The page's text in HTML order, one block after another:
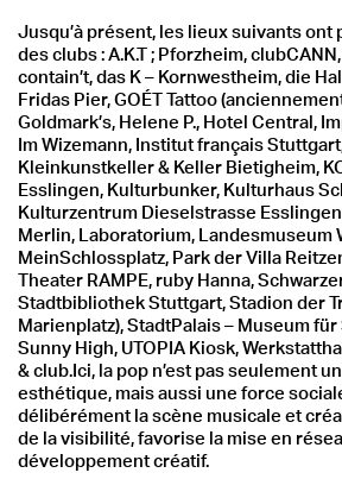
Jusqu’à présent, les lieux suivants ont
des clubs : A.K.T ; Pforzheim,
contain’t, das K – Kornwestheim, die
Fridas Pier, GOÉT Tattoo
Goldmark’s, Helene P., Hotel Central,
Im Wizemann, Institut français
Kleinkunstkeller & Keller Bietigheim,
Esslingen, Kulturbunker, Kulturhaus
Kulturzentrum Dieselstrasse
Merlin, Laboratorium, Landesmuseum
MeinSchlossplatz, Park der Villa
Theater RAMPE, ruby Hanna,
Stadtbibliothek Stuttgart, Stadion der
Marienplatz), StadtPalais – Museum
Sunny High, UTOPIA Kiosk,
& club.Ici, la pop n’est pas seulement
esthétique, mais aussi une force
délibérément la scène musicale et
de la visibilité, favorise la mise en
développement créatif.